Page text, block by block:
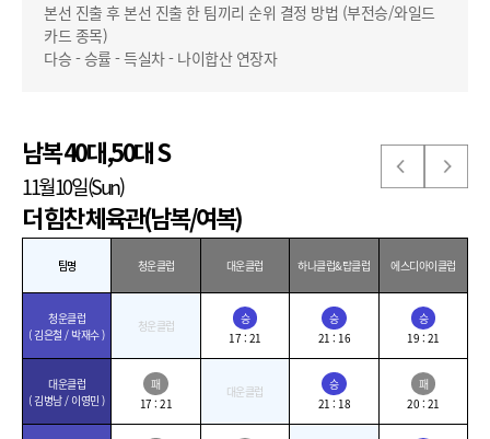
본선 진출 후 본선 진출 한 팀끼리 순위 결정 방법 (부전승/와일드
카드 종목)
다승 - 승률 - 득실차 - 나이합산 연장자
남복 40대,50대 S
11월10일(Sun)
더 힘찬 체육관(남복/여복)
팀명 청운클럽 대운클럽 하나클럽&탑클럽 에스디아이클럽
청운클럽
( 김은철 / 박재수 )
청운클럽
승
17 : 21
승
21 : 16
승
19 : 21
대운클럽
( 김병남 / 이영민 )
패
17 : 21
대운클럽
승
21 : 18
패
20 : 21